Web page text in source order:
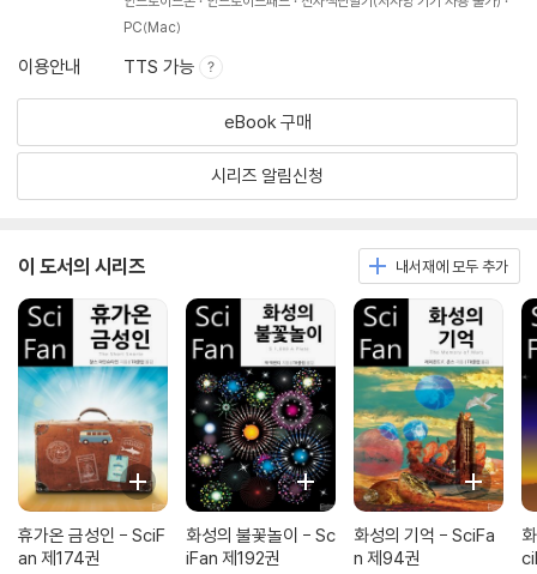
PC(Mac)
이용안내 TTS 가능
eBook 구매
시리즈 알림신청
이 도서의 시리즈 내서재에 모두 추가
휴가온 금성인 - SciF
an 제174권
화성의 불꽃놀이 - Sc
iFan 제192권
화성의 기억 - SciFa
n 제94권